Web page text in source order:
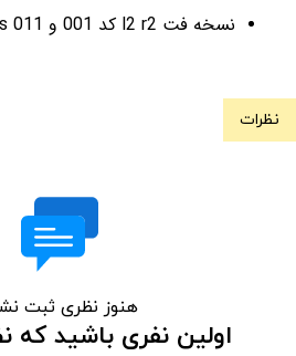
نسخه فت l2 r2 کد 001 و 011 jds شامل می شود
نظرات
هنوز نظری ثبت
اولین نفری باشید که